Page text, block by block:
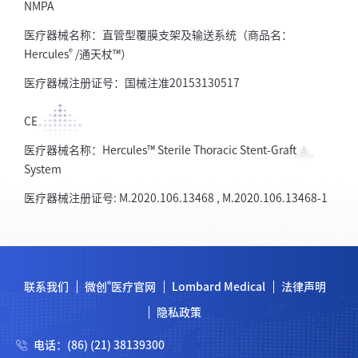
NMPA
医疗器械名称：直管型覆膜支架及输送系统（商品名：
Hercules® /通天杖™）
医疗器械注册证号：国械注准20153130517
CE
医疗器械名称：Hercules™ Sterile Thoracic Stent-Graft
System
医疗器械注册证号: M.2020.106.13468 , M.2020.106.13468-1
联系我们 微创 ® 医疗官网 Lombard Medical 法律声明
隐私政策
电话：(86) (21) 38139300